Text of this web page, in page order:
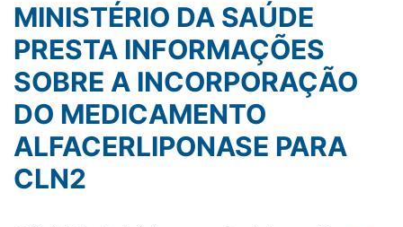
MINISTÉRIO DA SAÚDE
PRESTA INFORMAÇÕES
SOBRE A INCORPORAÇÃO
DO MEDICAMENTO
ALFACERLIPONASE PARA
CLN2